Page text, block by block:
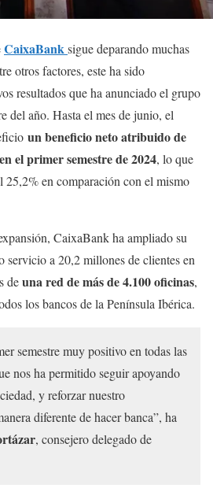
CaixaBanksigue deparando muchas
otros factores, este ha sido
resultados que ha anunciado el grupo
del año. Hasta el mes de junio, el
un beneficio neto atribuido de
el primer semestre de 2024, lo que
25,2% en comparación con el mismo
CaixaBank ha ampliado su
servicio a 20,2 millones de clientes en
deuna red de más de 4.100 oficinas,
los bancos de la Península Ibérica.
semestre muy positivo en todas las
nos ha permitido seguir apoyando
y reforzar nuestro
diferente de hacer banca”, ha
, consejero delegado de